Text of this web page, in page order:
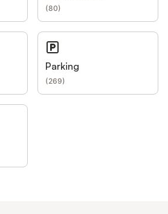
(80)
Parking
(269)